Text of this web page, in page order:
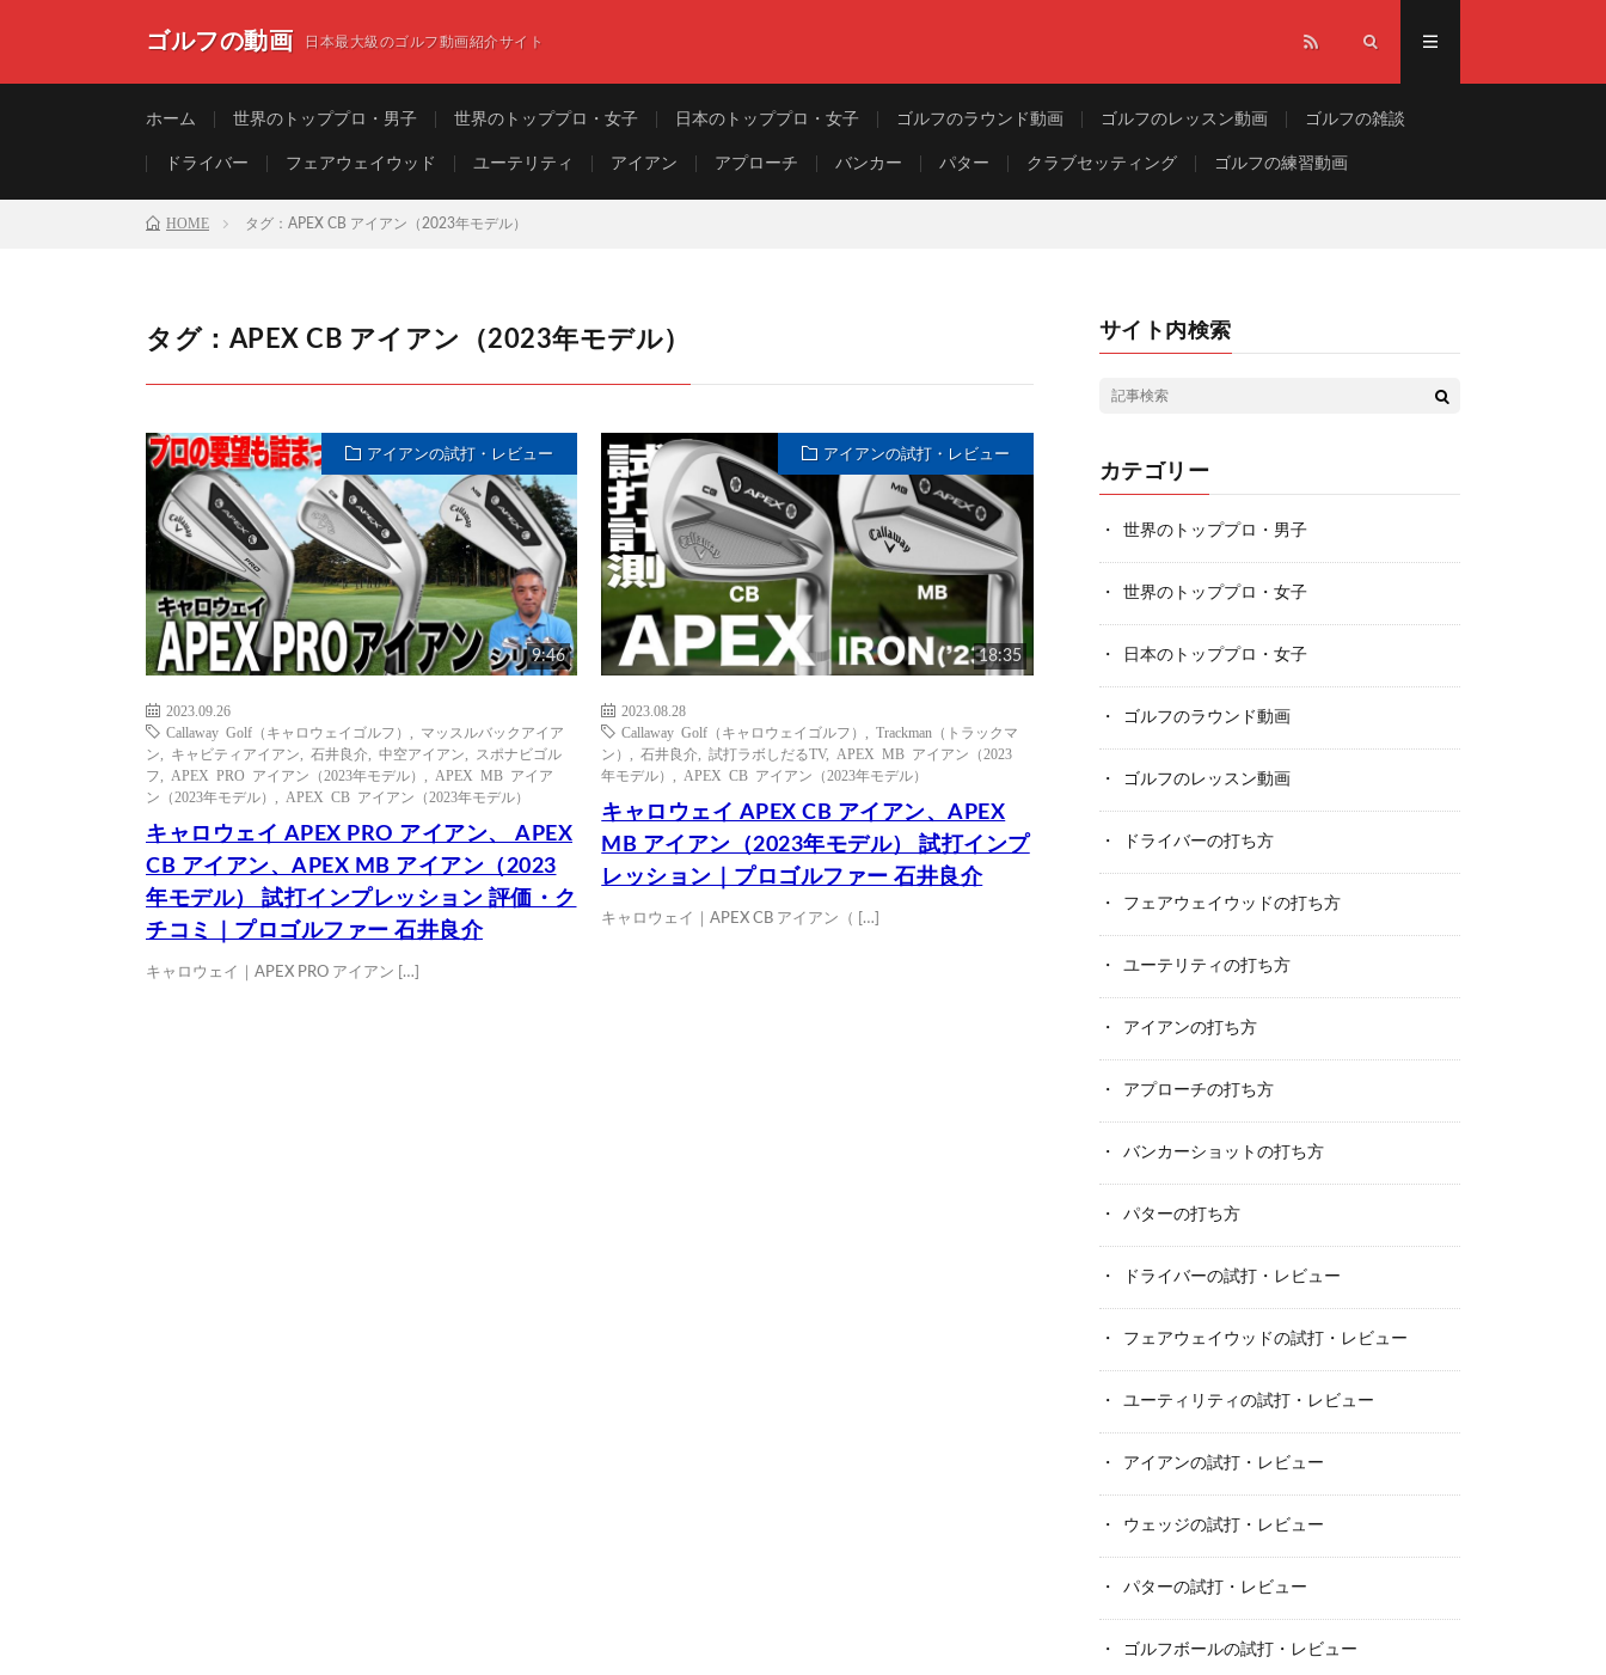
ゴルフの動画 日本最大級のゴルフ動画紹介サイト
ホーム 世界のトッププロ・男子 世界のトッププロ・女子 日本のトッププロ・女子 ゴルフのラウンド動画 ゴルフのレッスン動画 ゴルフの雑談
ドライバー フェアウェイウッド ユーテリティ アイアン アプローチ バンカー パター クラブセッティング ゴルフの練習動画
HOME タグ：APEX CB アイアン（2023年モデル）
タグ：APEX CB アイアン（2023年モデル）
アイアンの試打・レビュー
9:46
2023.09.26
Callaway Golf（キャロウェイゴルフ）
マッスルバックアイア
ン
キャビティアイアン 石井良介 中空アイアン
スポナビゴル
フ
APEX PRO アイアン（2023年モデル）
APEX MB アイア
ン（2023年モデル）
APEX CB アイアン（2023年モデル）
キャロウェイ APEX PRO アイアン、 APEX
CB アイアン、APEX MB アイアン（2023
年モデル） 試打インプレッション 評価・ク
チコミ｜プロゴルファー 石井良介
キャロウェイ｜APEX PRO アイアン […]
アイアンの試打・レビュー
18:35
2023.08.28
Callaway Golf（キャロウェイゴルフ）
,Trackman（トラックマ
ン）
,石井良介 ,試打ラボしだるTV, APEX MB アイアン（2023
年モデル）
APEX CB アイアン（2023年モデル）
キャロウェイ APEX CB アイアン、APEX
MB アイアン（2023年モデル） 試打インプ
レッション｜プロゴルファー 石井良介
キャロウェイ｜APEX CB アイアン（ […]
サイト内検索
カテゴリー
世界のトッププロ・男子
世界のトッププロ・女子
日本のトッププロ・女子
ゴルフのラウンド動画
ゴルフのレッスン動画
ドライバーの打ち方
フェアウェイウッドの打ち方
ユーテリティの打ち方
アイアンの打ち方
アプローチの打ち方
バンカーショットの打ち方
パターの打ち方
ドライバーの試打・レビュー
フェアウェイウッドの試打・レビュー
ユーティリティの試打・レビュー
アイアンの試打・レビュー
ウェッジの試打・レビュー
パターの試打・レビュー
ゴルフボールの試打・レビュー